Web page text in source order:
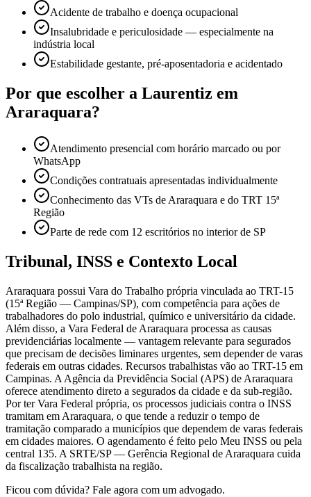
Acidente de trabalho e doença ocupacional
Insalubridade e periculosidade — especialmente na
indústria local
Estabilidade gestante, pré-aposentadoria e acidentado
Por que escolher a Laurentiz em
Araraquara?
Atendimento presencial com horário marcado ou por
WhatsApp
Condições contratuais apresentadas individualmente
Conhecimento das VTs de Araraquara e do TRT 15ª
Região
Parte de rede com 12 escritórios no interior de SP
Tribunal, INSS e Contexto Local
Araraquara possui Vara do Trabalho própria vinculada ao TRT-15
(15ª Região — Campinas/SP), com competência para ações de
trabalhadores do polo industrial, químico e universitário da cidade.
Além disso, a Vara Federal de Araraquara processa as causas
previdenciárias localmente — vantagem relevante para segurados
que precisam de decisões liminares urgentes, sem depender de varas
federais em outras cidades. Recursos trabalhistas vão ao TRT-15 em
Campinas. A Agência da Previdência Social (APS) de Araraquara
oferece atendimento direto a segurados da cidade e da sub-região.
Por ter Vara Federal própria, os processos judiciais contra o INSS
tramitam em Araraquara, o que tende a reduzir o tempo de
tramitação comparado a municípios que dependem de varas federais
em cidades maiores. O agendamento é feito pelo Meu INSS ou pela
central 135. A SRTE/SP — Gerência Regional de Araraquara cuida
da fiscalização trabalhista na região.
Ficou com dúvida? Fale agora com um advogado.